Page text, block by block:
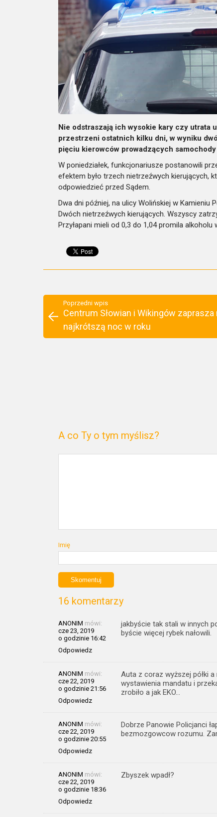
Nie odstraszają ich wysokie kary czy utrata
przestrzeni ostatnich kilku dni, w wyniku
pięciu kierowców prowadzących samochody
W poniedziałek, funkcjonariusze postanowili
efektem było trzech nietrzeźwych kierujących,
odpowiedzieć przed Sądem.
Dwa dni później, na ulicy Wolińskiej w Kamieniu
Dwóch nietrzeźwych kierujących. Wszyscy
Przyłapani mieli od 0,3 do 1,04 promila
Poprzedni wpis
Centrum Słowian i Wikingów zaprasza
najkrótszą noc w roku
A co Ty o tym myślisz?
Imię
16 komentarzy
ANONIM mówi:
cze 23, 2019
o godzinie 16:42
Odpowiedz
jakbyście tak stali w innych
byście więcej rybek nałowili.
ANONIM mówi:
cze 22, 2019
o godzinie 21:56
Odpowiedz
Auta z coraz wyższej półki
wystawienia mandatu i
zrobiło a jak EKO…
ANONIM mówi:
cze 22, 2019
o godzinie 20:55
Odpowiedz
Dobrze Panowie Policjanci
bezmozgowcow rozumu.
ANONIM mówi:
cze 22, 2019
o godzinie 18:36
Odpowiedz
Zbyszek wpadł?